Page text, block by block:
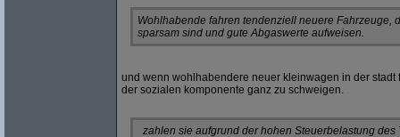
Wohlhabende fahren tendenziell neuere Fahrzeuge,
sparsam sind und gute Abgaswerte aufweisen.
und wenn wohlhabendere neuer kleinwagen in der
der sozialen komponente ganz zu schweigen.
zahlen sie aufgrund der hohen Steuerbelastung des